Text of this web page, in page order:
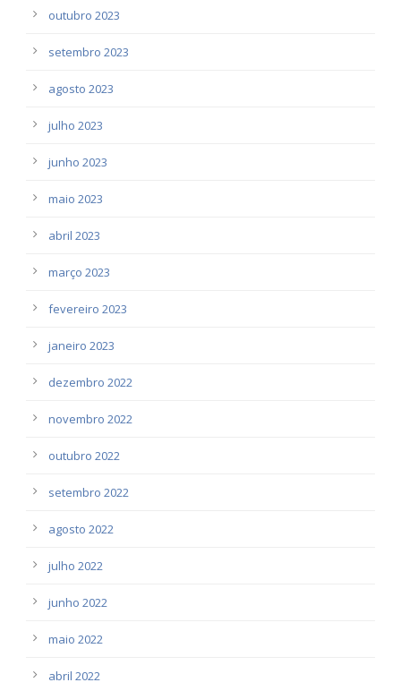
outubro 2023
setembro 2023
agosto 2023
julho 2023
junho 2023
maio 2023
abril 2023
março 2023
fevereiro 2023
janeiro 2023
dezembro 2022
novembro 2022
outubro 2022
setembro 2022
agosto 2022
julho 2022
junho 2022
maio 2022
abril 2022